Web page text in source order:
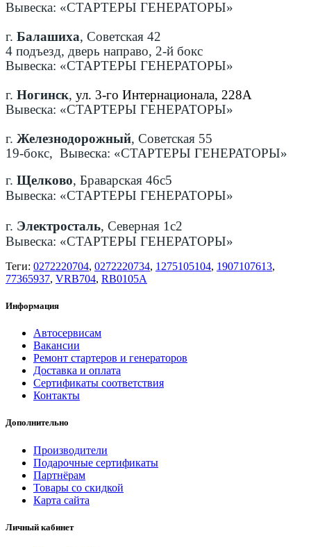
Вывеска: «СТАРТЕРЫ ГЕНЕРАТОРЫ»
г. Балашиха, Советская 42
4 подъезд, дверь направо, 2-й бокс
Вывеска: «СТАРТЕРЫ ГЕНЕРАТОРЫ»
г. Ногинск, ул. 3-го Интернационала, 228А
Вывеска: «СТАРТЕРЫ ГЕНЕРАТОРЫ»
г. Железнодорожный, Советская 55
19-бокс, Вывеска: «СТАРТЕРЫ ГЕНЕРАТОРЫ»
г. Щелково, Браварская 46с5
Вывеска: «СТАРТЕРЫ ГЕНЕРАТОРЫ»
г. Электросталь, Северная 1с2
Вывеска: «СТАРТЕРЫ ГЕНЕРАТОРЫ»
Теги: 0272220704, 0272220734, 1275105104, 1907107613,
77365937, VRB704, RB0105A
Информация
Автосервисам
Вакансии
Ремонт стартеров и генераторов
Доставка и оплата
Сертификаты соответствия
Контакты
Дополнительно
Производители
Подарочные сертификаты
Партнёрам
Товары со скидкой
Карта сайта
Личный кабинет